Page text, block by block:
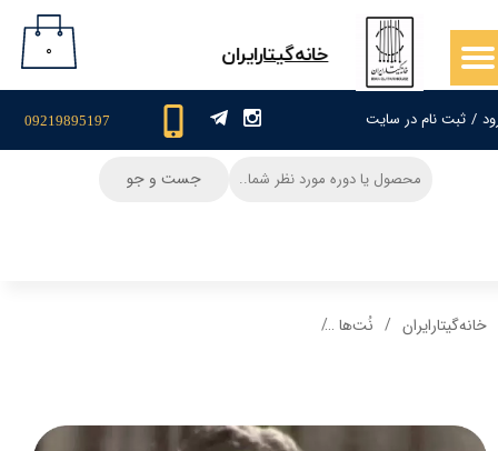
/ ثبت نام در سایت
حساب کاربری من
سفارشات
09219895197
​خانه‌گیتار‌ایران ۰
جست و جو
خانه‌گیتار‌ایران نُت‌ها